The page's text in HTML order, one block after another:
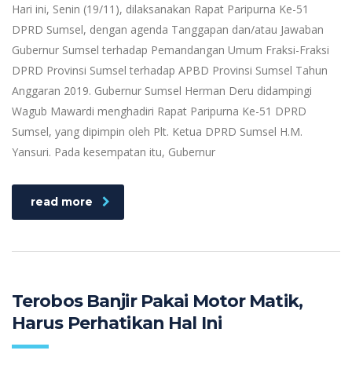
Hari ini, Senin (19/11), dilaksanakan Rapat Paripurna Ke-51
DPRD Sumsel, dengan agenda Tanggapan dan/atau Jawaban
Gubernur Sumsel terhadap Pemandangan Umum Fraksi-Fraksi
DPRD Provinsi Sumsel terhadap APBD Provinsi Sumsel Tahun
Anggaran 2019. Gubernur Sumsel Herman Deru didampingi
Wagub Mawardi menghadiri Rapat Paripurna Ke-51 DPRD
Sumsel, yang dipimpin oleh Plt. Ketua DPRD Sumsel H.M.
Yansuri. Pada kesempatan itu, Gubernur
read more
Terobos Banjir Pakai Motor Matik,
Harus Perhatikan Hal Ini